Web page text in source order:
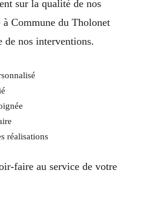
sur la qualité de nos
à Commune du Tholonet
de nos interventions.
réalisations
faire au service de votre